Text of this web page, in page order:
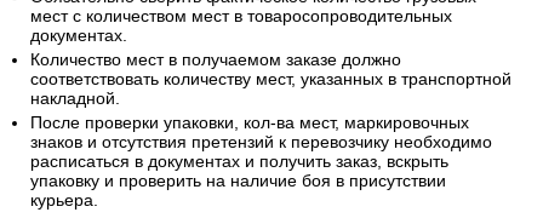
мест с количеством мест в товаросопроводительных
документах.
Количество мест в получаемом заказе должно
соответствовать количеству мест, указанных в транспортной
накладной.
После проверки упаковки, кол-ва мест, маркировочных
знаков и отсутствия претензий к перевозчику необходимо
расписаться в документах и получить заказ, вскрыть
упаковку и проверить на наличие боя в присутствии
курьера.